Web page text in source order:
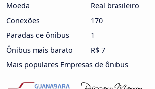
Moeda
Real brasileiro
Conexões
170
Paradas de ônibus
1
Ônibus mais barato
R$ 7
Mais populares Empresas de ônibus